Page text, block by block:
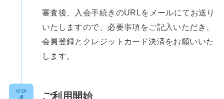
審査後、入会手続きのURLをメールにてお送り
いたしますので、必要事項をご記入いただき、
会員登録とクレジットカード決済をお願いいた
します。
STEP ご利用開始